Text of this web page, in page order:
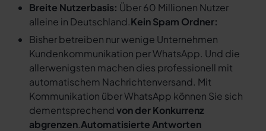
Breite Nutzerbasis: Über 60 Millionen Nutzer
alleine in Deutschland.Kein Spam Ordner:
Bisher betreiben nur wenige Unternehmen
Kundenkommunikation per WhatsApp. Und die
allerwenigsten machen dies professionell mit
automatischem Nachrichtenversand. Mit
Kommunikation über WhatsApp können Sie sich
dementsprechendvon der Konkurrenz
abgrenzen.Automatisierte Antworten